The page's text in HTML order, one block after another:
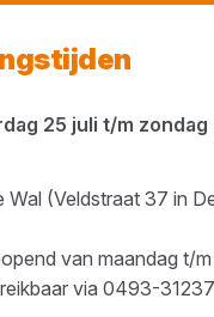
25 juli t/m zondag
(Veldstraat 37 in
van maandag t/
via 0493-